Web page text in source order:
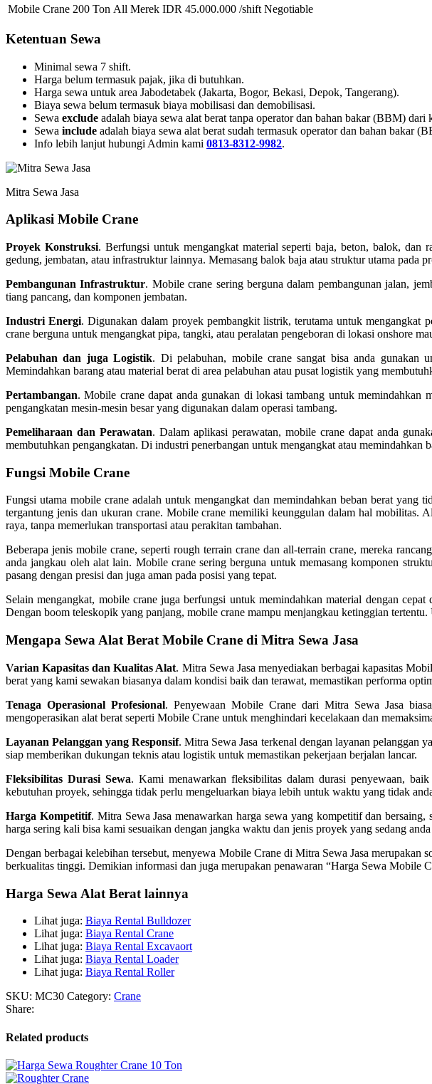
Mobile Crane 200 Ton All Merek IDR 45.000.000 /shift Negotiable
Ketentuan Sewa
Minimal sewa 7 shift.
Harga belum termasuk pajak, jika di butuhkan.
Harga sewa untuk area Jabodetabek (Jakarta, Bogor, Bekasi, Depok, Tangerang).
Biaya sewa belum termasuk biaya mobilisasi dan demobilisasi.
Sewa exclude adalah biaya sewa alat berat tanpa operator dan bahan bakar (BBM) dari
Sewa include adalah biaya sewa alat berat sudah termasuk operator dan bahan bakar
Info lebih lanjut hubungi Admin kami 0813-8312-9982.
Mitra Sewa Jasa
Aplikasi Mobile Crane
Proyek Konstruksi. Berfungsi untuk mengangkat material seperti baja, beton, balok, dan
gedung, jembatan, atau infrastruktur lainnya. Memasang balok baja atau struktur utama pada
Pembangunan Infrastruktur. Mobile crane sering berguna dalam pembangunan jalan,
tiang pancang, dan komponen jembatan.
Industri Energi. Digunakan dalam proyek pembangkit listrik, terutama untuk mengangkat
crane berguna untuk mengangkat pipa, tangki, atau peralatan pengeboran di lokasi onshore
Pelabuhan dan juga Logistik. Di pelabuhan, mobile crane sangat bisa anda gunakan
Memindahkan barang atau material berat di area pelabuhan atau pusat logistik yang
Pertambangan. Mobile crane dapat anda gunakan di lokasi tambang untuk memindahkan
pengangkatan mesin-mesin besar yang digunakan dalam operasi tambang.
Pemeliharaan dan Perawatan. Dalam aplikasi perawatan, mobile crane dapat anda
membutuhkan pengangkatan. Di industri penerbangan untuk mengangkat atau memindahkan
Fungsi Mobile Crane
Fungsi utama mobile crane adalah untuk mengangkat dan memindahkan beban berat yang
tergantung jenis dan ukuran crane. Mobile crane memiliki keunggulan dalam hal mobilitas.
raya, tanpa memerlukan transportasi atau perakitan tambahan.
Beberapa jenis mobile crane, seperti rough terrain crane dan all-terrain crane, mereka
anda jangkau oleh alat lain. Mobile crane sering berguna untuk memasang komponen
pasang dengan presisi dan juga aman pada posisi yang tepat.
Selain mengangkat, mobile crane juga berfungsi untuk memindahkan material dengan
Dengan boom teleskopik yang panjang, mobile crane mampu menjangkau ketinggian
Mengapa Sewa Alat Berat Mobile Crane di Mitra Sewa Jasa
Varian Kapasitas dan Kualitas Alat. Mitra Sewa Jasa menyediakan berbagai kapasitas
berat yang kami sewakan biasanya dalam kondisi baik dan terawat, memastikan performa
Tenaga Operasional Profesional. Penyewaan Mobile Crane dari Mitra Sewa Jasa
mengoperasikan alat berat seperti Mobile Crane untuk menghindari kecelakaan dan
Layanan Pelanggan yang Responsif. Mitra Sewa Jasa terkenal dengan layanan pelanggan
siap memberikan dukungan teknis atau logistik untuk memastikan pekerjaan berjalan lancar.
Fleksibilitas Durasi Sewa. Kami menawarkan fleksibilitas dalam durasi penyewaan,
kebutuhan proyek, sehingga tidak perlu mengeluarkan biaya lebih untuk waktu yang tidak
Harga Kompetitif. Mitra Sewa Jasa menawarkan harga sewa yang kompetitif dan
harga sering kali bisa kami sesuaikan dengan jangka waktu dan jenis proyek yang sedang
Dengan berbagai kelebihan tersebut, menyewa Mobile Crane di Mitra Sewa Jasa
berkualitas tinggi. Demikian informasi dan juga merupakan penawaran “Harga Sewa Mobile
Harga Sewa Alat Berat lainnya
Lihat juga: Biaya Rental Bulldozer
Lihat juga: Biaya Rental Crane
Lihat juga: Biaya Rental Excavaort
Lihat juga: Biaya Rental Loader
Lihat juga: Biaya Rental Roller
SKU: MC30 Category: Crane
Share:
Related products